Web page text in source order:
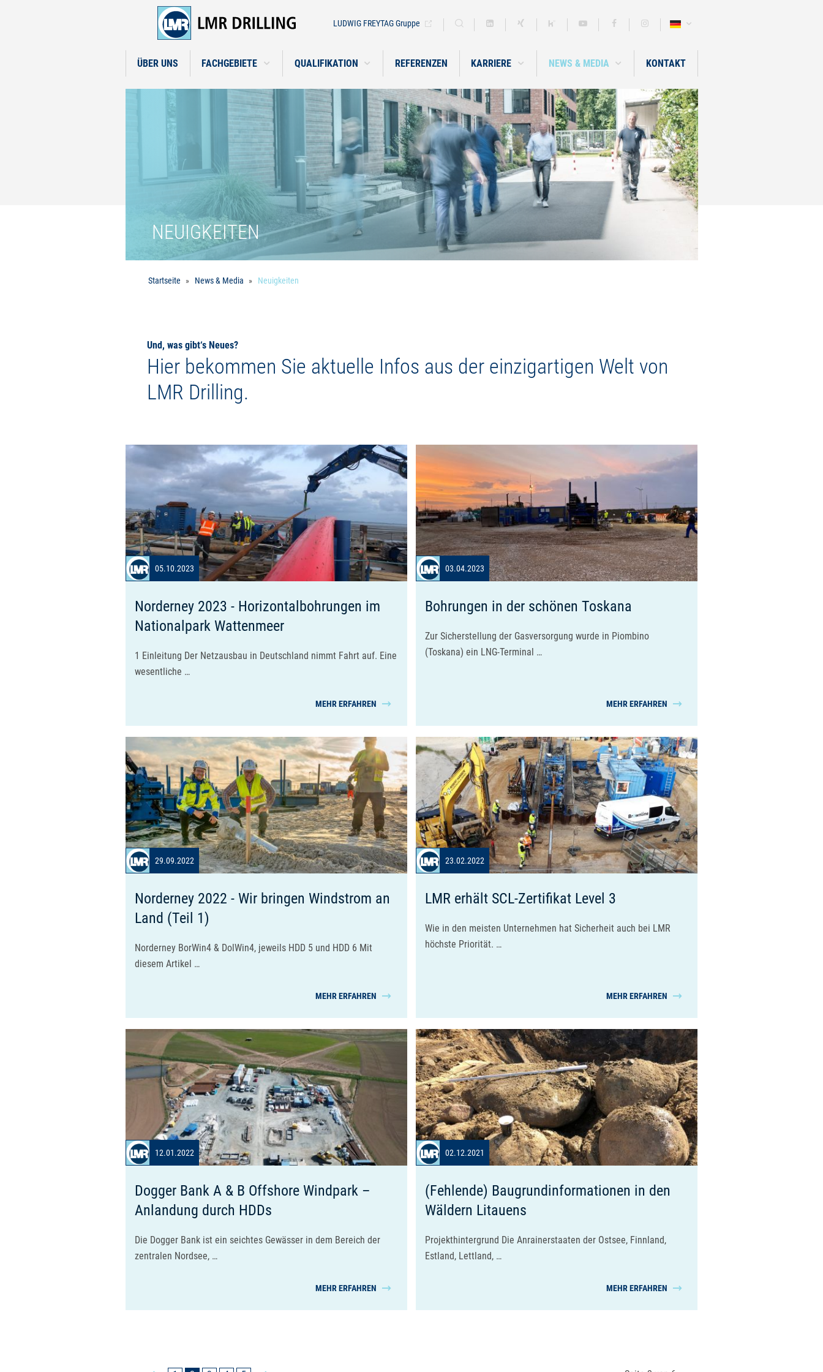
LUDWIG FREYTAG Gruppe
ÜBER UNS FACHGEBIETE QUALIFIKATION REFERENZEN KARRIERE NEWS & MEDIA KONTAKT
NEUIGKEITEN
Startseite News & Media Neuigkeiten
Und, was gibt‘s Neues?
Hier bekommen Sie aktuelle Infos aus der einzigartigen Welt von
LMR Drilling.
05.10.2023
Norderney 2023 - Horizontalbohrungen im
Nationalpark Wattenmeer
1 Einleitung Der Netzausbau in Deutschland nimmt Fahrt auf. Eine
wesentliche …
MEHR ERFAHREN
03.04.2023
Bohrungen in der schönen Toskana
Zur Sicherstellung der Gasversorgung wurde in Piombino
(Toskana) ein LNG-Terminal …
MEHR ERFAHREN
29.09.2022
Norderney 2022 - Wir bringen Windstrom an
Land (Teil 1)
Norderney BorWin4 & DolWin4, jeweils HDD 5 und HDD 6 Mit
diesem Artikel …
MEHR ERFAHREN
23.02.2022
LMR erhält SCL-Zertifikat Level 3
Wie in den meisten Unternehmen hat Sicherheit auch bei LMR
höchste Priorität. …
MEHR ERFAHREN
12.01.2022
Dogger Bank A & B Offshore Windpark –
Anlandung durch HDDs
Die Dogger Bank ist ein seichtes Gewässer in dem Bereich der
zentralen Nordsee, …
MEHR ERFAHREN
02.12.2021
(Fehlende) Baugrundinformationen in den
Wäldern Litauens
Projekthintergrund Die Anrainerstaaten der Ostsee, Finnland,
Estland, Lettland, …
MEHR ERFAHREN